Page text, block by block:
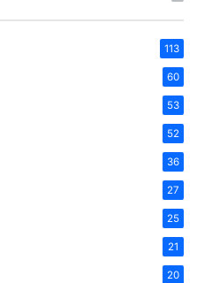
113
60
53
52
36
27
25
21
20